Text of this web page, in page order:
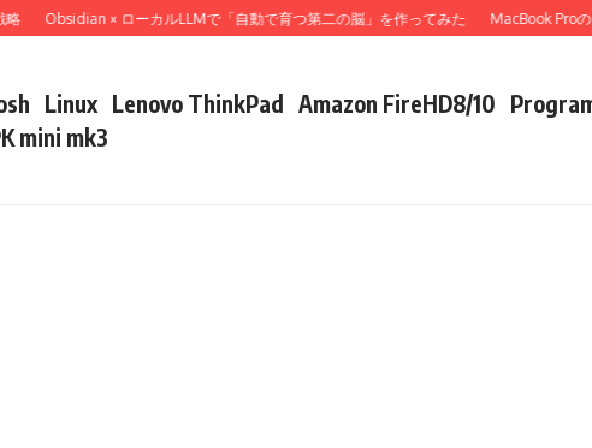
Obsidian × ローカルLLMで「自動で育つ第二の脳」を作ってみた MacBook Proの
Linux Lenovo ThinkPad Amazon FireHD8/10
mini mk3